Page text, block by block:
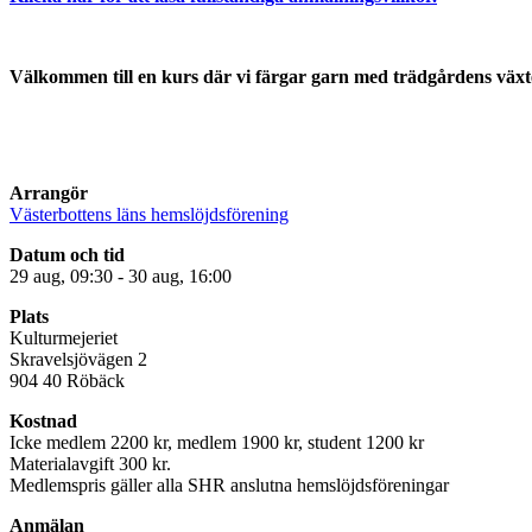
Välkommen till en kurs där vi färgar garn med trädgårdens
Arrangör
Västerbottens läns hemslöjdsförening
Datum och tid
29 aug, 09:30 - 30 aug, 16:00
Plats
Kulturmejeriet
Skravelsjövägen 2
904 40 Röbäck
Kostnad
Icke medlem 2200 kr, medlem 1900 kr, student 1200 kr
Materialavgift 300 kr.
Medlemspris gäller alla SHR anslutna hemslöjdsföreningar
Anmälan